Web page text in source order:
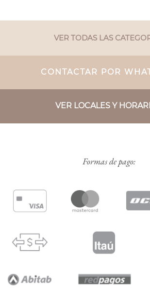
VER TODAS LAS
CONTACTAR POR
VER LOCALES Y
Formas de pago: